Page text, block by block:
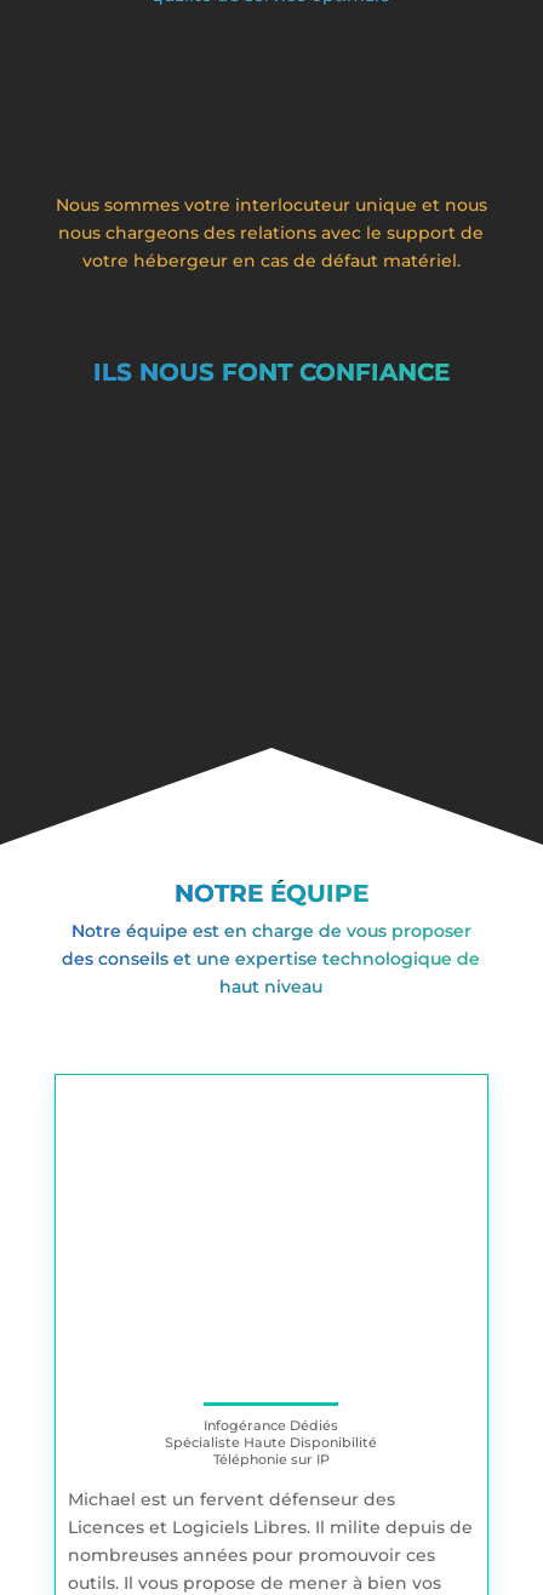
Nous sommes votre interlocuteur unique et nous
nous chargeons des relations avec le support de
votre hébergeur en cas de défaut matériel.
ILS NOUS FONT CONFIANCE
NOTRE ÉQUIPE
Notre équipe est en charge de vous proposer
des conseils et une expertise technologique de
haut niveau
Infogérance Dédiés
Spécialiste Haute Disponibilité
Téléphonie sur IP
Michael est un fervent défenseur des
Licences et Logiciels Libres. Il milite depuis de
nombreuses années pour promouvoir ces
outils. Il vous propose de mener à bien vos